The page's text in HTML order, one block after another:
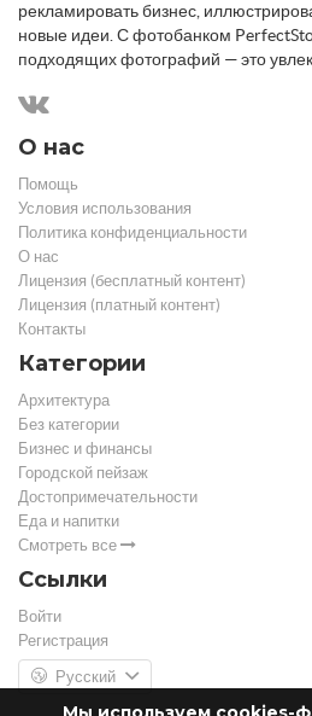
рекламировать бизнес,
новые идеи. С фотобанком
подходящих фотографий — это
О нас
Помощь
Условия использования
Политика конфиденциальности
О нас
Лицензия (бесплатный контент)
Лицензия (платный контент)
Контакты
Категории
Архитектура
Без категории
Бизнес и финансы
Городской пейзаж
Достопримечательности
Еда и напитки
Смотреть все
Ссылки
Войти
Регистрация
Русский